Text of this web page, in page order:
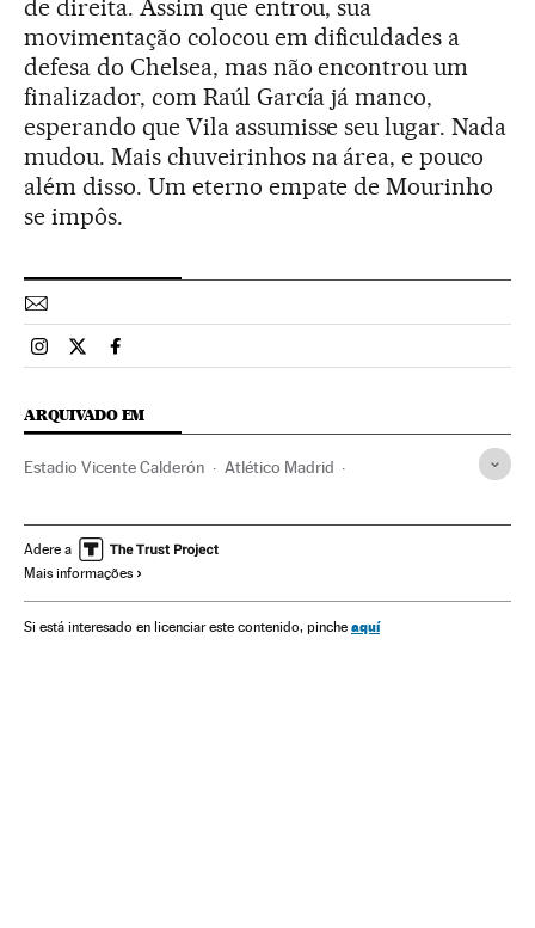
de direita. Assim que entrou, sua
movimentação colocou em dificuldades a
defesa do Chelsea, mas não encontrou um
finalizador, com Raúl García já manco,
esperando que Vila assumisse seu lugar. Nada
mudou. Mais chuveirinhos na área, e pouco
além disso. Um eterno empate de Mourinho
se impôs.
Esportes El País Brasil en Instagram
Esportes El País Brasil en Twitter
Esportes El País Brasil en Facebook
ARQUIVADO EM
Estadio Vicente Calderón Atlético Madrid
Liga Campeones Chelsea FC
Fernando Torres
Arda Turan Miranda Champions League 2013/2014
Adere a
Mais informações
Si está interesado en licenciar este contenido, pinche aquí